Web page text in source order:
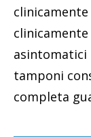
asintomatici
tamponi
completa